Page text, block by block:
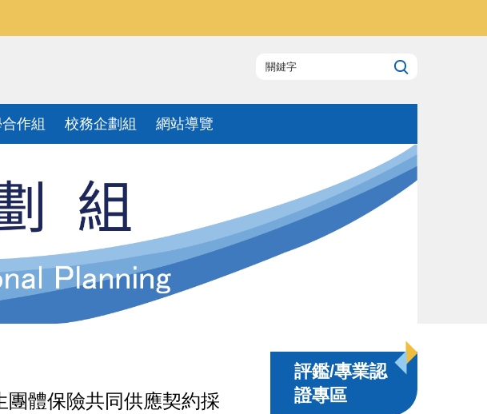
作組 校務企劃組 網站導覽
體保險共同供應契約採
評鑑/專業認
證專區